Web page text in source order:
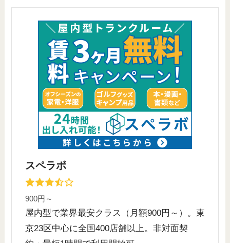
スペラボ
900円～
屋内型で業界最安クラス（月額900円～）。東
京23区中心に全国400店舗以上。非対面契